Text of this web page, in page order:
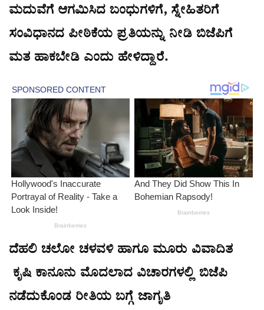
ಮದುವೆಗೆ ಆಗಮಿಸಿದ ಬಂಧುಗಳಿಗೆ, ಸ್ನೇಹಿತರಿಗೆ
ಸಂವಿಧಾನದ ಪೀಠಿಕೆಯ ಪ್ರತಿಯನ್ನು ನೀಡಿ ಬಿಜೆಪಿಗೆ
ಮತ ಹಾಕಬೇಡಿ ಎಂದು ಹೇಳಿದ್ದಾರೆ.
ದೆಹಲಿ ಚಲೋ ಚಳವಳಿ ಹಾಗೂ ಮೂರು ವಿವಾದಿತ
ಕೃಷಿ ಕಾನೂನು ಮೊದಲಾದ ವಿಚಾರಗಳಲ್ಲಿ ಬಿಜೆಪಿ
ನಡೆದುಕೊಂಡ ರೀತಿಯ ಬಗ್ಗೆ ಜಾಗೃತಿ